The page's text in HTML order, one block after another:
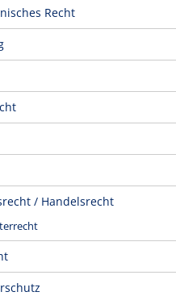
Recht
/ Handelsrecht